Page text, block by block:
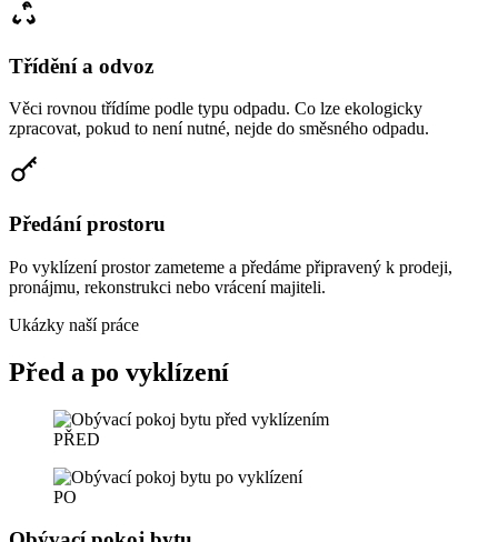
Třídění a odvoz
Věci rovnou třídíme podle typu odpadu. Co lze ekologicky
zpracovat, pokud to není nutné, nejde do směsného odpadu.
Předání prostoru
Po vyklízení prostor zameteme a předáme připravený k prodeji,
pronájmu, rekonstrukci nebo vrácení majiteli.
Ukázky naší práce
Před a po vyklízení
PŘED
PO